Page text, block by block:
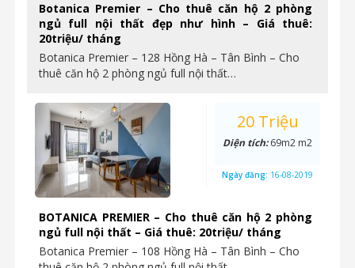
Botanica Premier – Cho thuê căn hộ 2 phòng
ngủ full nội thất đẹp như hình – Giá thuê:
20triệu/ tháng
Botanica Premier – 128 Hồng Hà – Tân Bình – Cho
thuê căn hộ 2 phòng ngủ full nội thất…
BOTANICA PREMIER – Cho thuê căn hộ 2 phòng
ngủ full nội thất – Giá thuê: 20triệu/ tháng
Botanica Premier – 108 Hồng Hà – Tân Bình – Cho
20 Triệu
Diện tích:69m2 m2
Ngày đăng: 16-08-2019